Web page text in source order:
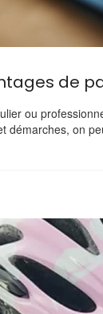
de
ou
démarches, on